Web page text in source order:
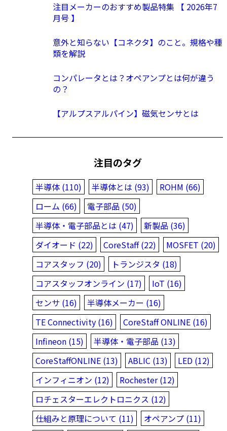
注目メーカーのおすすめ製品特集 【 2026年7
月号 】
意外と知らない【コネクタ】のこと。規格や種
類を解説
コンパレータとは？オペアンプとは何が違う
の？
【アルプスアルパイン】磁気センサとは
注目のタグ
半導体 (110) 半導体とは (93)
ROHM (66)
ローム (66)
電子部品 (50)
半導体・電子部品とは (47)
新製品 (36)
ダイオード (22)
CoreStaff (22)
MOSFET (20)
コアスタッフ (20)
トランジスタ (18)
コアスタッフオンライン (17)
IoT (16)
センサ (16)
半導体メーカー (16)
TE Connectivity (16)
CoreStaff ONLINE (16)
Infineon (15)
半導体・電子部品 (13)
CoreStaffONLINE (13)
ABLIC (13)
LED (12)
インフィニオン (12)
Rochester (12)
ロチェスターエレクトロニクス (12)
仕組みと原理について (11)
オペアンプ (11)